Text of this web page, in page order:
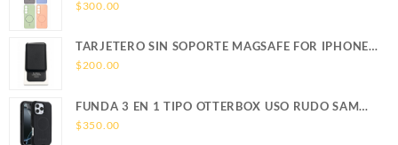
SOPORTE MAGNETICO SAMSUNG
$300.00
TARJETERO SIN SOPORTE MAGSAFE FOR IPHONE
LEATHER WALLET MAGSAFE
$200.00
FUNDA 3 EN 1 TIPO OTTERBOX USO RUDO SAM
S26 ULTRA SAMSUNG S26 ULTRA
$350.00